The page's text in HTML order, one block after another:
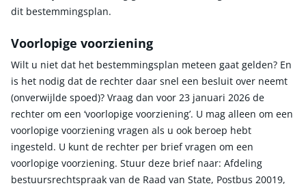
dit bestemmingsplan.
Voorlopige voorziening
Wilt u niet dat het bestemmingsplan meteen gaat gelden? En
is het nodig dat de rechter daar snel een besluit over neemt
(onverwijlde spoed)? Vraag dan voor 23 januari 2026 de
rechter om een ‘voorlopige voorziening’. U mag alleen om een
voorlopige voorziening vragen als u ook beroep hebt
ingesteld. U kunt de rechter per brief vragen om een
voorlopige voorziening. Stuur deze brief naar: Afdeling
bestuursrechtspraak van de Raad van State, Postbus 20019,